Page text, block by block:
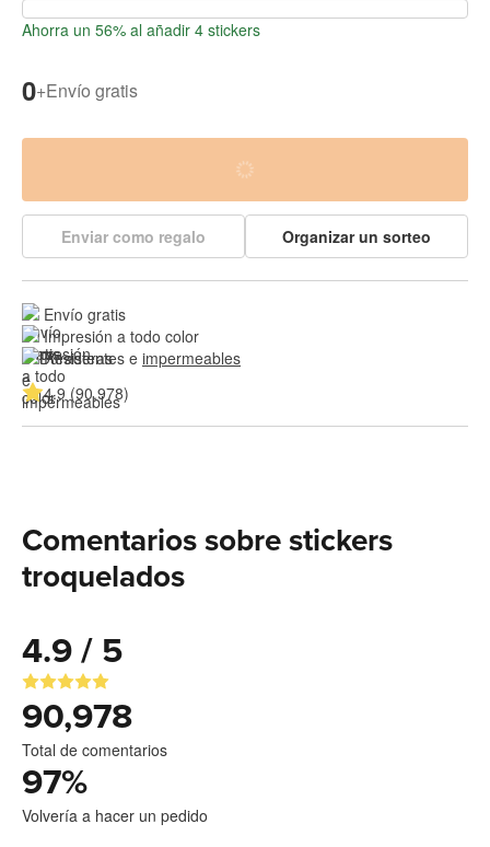
Ahorra un 56% al añadir 4 stickers
0+Envío gratis
Enviar como regalo Organizar un sorteo
Envío gratis
Impresión a todo color
Resistentes e impermeables
4.9 (90,978)
Comentarios sobre stickers
troquelados
4.9 / 5
90,978
Total de comentarios
97%
Volvería a hacer un pedido